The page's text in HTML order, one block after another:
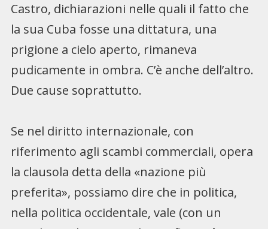
Castro, dichiarazioni nelle quali il fatto che
la sua Cuba fosse una dittatura, una
prigione a cielo aperto, rimaneva
pudicamente in ombra. C’è anche dell’altro.
Due cause soprattutto.
Se nel diritto internazionale, con
riferimento agli scambi commerciali, opera
la clausola detta della «nazione più
preferita», possiamo dire che in politica,
nella politica occidentale, vale (con un